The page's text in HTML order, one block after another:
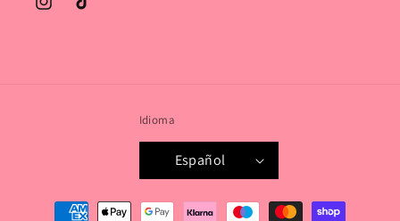
InstagramTikTok
Idioma
Español
Formas